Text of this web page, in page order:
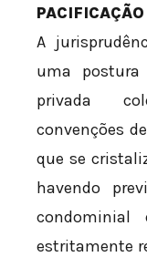
A
uma
privada
convenções
que se
havendo
condominial
estritamente